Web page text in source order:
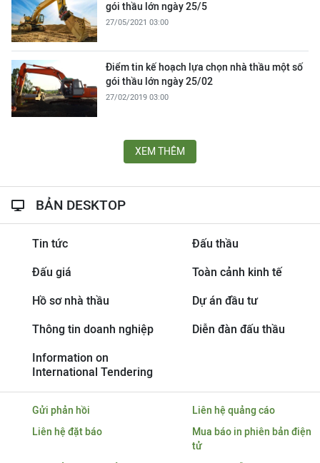
gói thầu lớn ngày 25/5
27/05/2021 03:00
Điểm tin kế hoạch lựa chọn nhà thầu một số
gói thầu lớn ngày 25/02
27/02/2019 03:00
XEM THÊM
BẢN DESKTOP
Tin tức Đấu thầu
Đấu giá Toàn cảnh kinh tế
Hồ sơ nhà thầu Dự án đầu tư
Thông tin doanh nghiệp Diễn đàn đấu thầu
Information on
International Tendering
Gửi phản hồi
Liên hệ quảng cáo
Liên hệ đặt báo
Mua báo in phiên bản điện
tử